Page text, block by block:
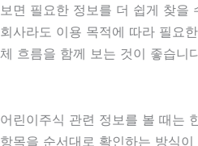
보면 필요한 정보를 더 쉽게 찾을
회사라도 이용 목적에 따라 필요
체 흐름을 함께 보는 것이 좋습니
어린이주식 관련 정보를 볼 때는
항목을 순서대로 확인하는 방식